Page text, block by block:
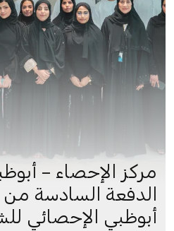
مركز الإحصاء –
الدفعة السادسة من
أبوظبي الإحصائي